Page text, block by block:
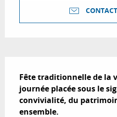
Fête traditionnelle de la
journée placée sous le
convivialité, du
ensemble.